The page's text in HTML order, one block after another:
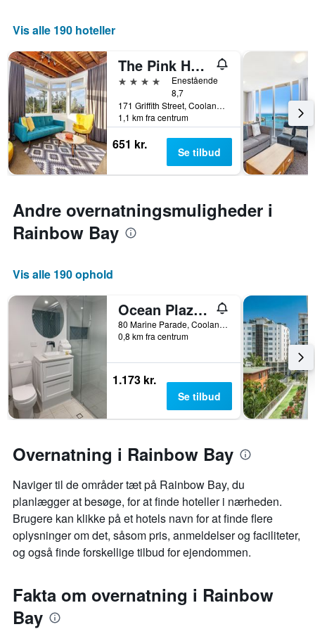
Vis alle 190 hoteller
The Pink Hotel Coolangatta
4 stjerner
Enestående
8,7
171 Griffith Street, Coolangatta, QLD, Australien
1,1 km fra centrum
651 kr. Se tilbud
Andre overnatningsmuligheder i
Rainbow Bay
Vis alle 190 ophold
Ocean Plaza Resort
80 Marine Parade, Coolangatta, QLD, Australien
0,8 km fra centrum
1.173 kr.
Se tilbud
Overnatning i Rainbow Bay
Naviger til de områder tæt på Rainbow Bay, du
planlægger at besøge, for at finde hoteller i nærheden.
Brugere kan klikke på et hotels navn for at finde flere
oplysninger om det, såsom pris, anmeldelser og faciliteter,
og også finde forskellige tilbud for ejendommen.
Fakta om overnatning i Rainbow
Bay